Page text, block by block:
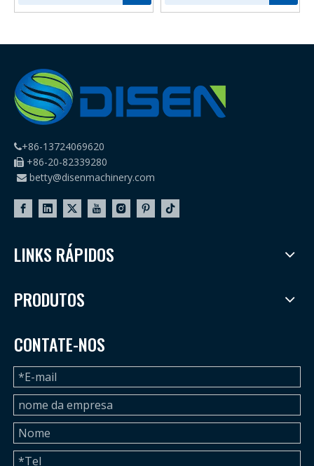
transferência por
sublimação
+86-13724069620
 +86-20-82339280
 betty@disenmachinery.com
LINKS RÁPIDOS
PRODUTOS
CONTATE-NOS